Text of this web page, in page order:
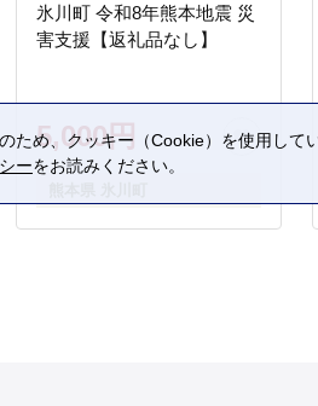
氷川町 令和8年熊本地震 災
害支援【返礼品なし】
5,000円
ため、クッキー（Cookie）を使用し
ーをお読みください。